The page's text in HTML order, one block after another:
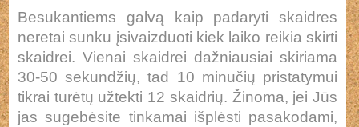
Besukantiems galvą kaip padaryti skaidres
neretai sunku įsivaizduoti kiek laiko reikia skirti
skaidrei. Vienai skaidrei dažniausiai skiriama
30-50 sekundžių, tad 10 minučių pristatymui
tikrai turėtų užtekti 12 skaidrių. Žinoma, jei Jūs
jas sugebėsite tinkamai išplėsti pasakodami,